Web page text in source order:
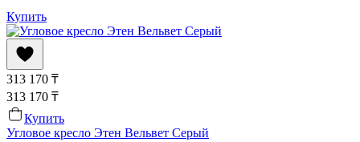
Купить
313 170 ₸
313 170 ₸
Купить
Угловое кресло Этен Вельвет Серый